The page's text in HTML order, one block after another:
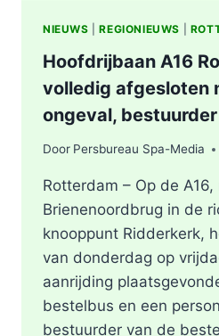
NIEUWS |REGIONIEUWS
Hoofdrijbaan A16
volledig afgesloten
ongeval,
Door Persbureau Spa-Media
Rotterdam – Op de
Brienenoordbrug in de
knooppunt Ridderkerk,
van donderdag op
aanrijding
bestelbus en een
bestuurder van de